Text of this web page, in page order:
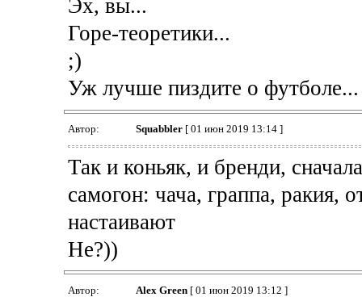
Эх, вы...
Горе-теоретики...
;)
Уж лучше пиздите о футболе...
Автор: Squabbler[ 01 июн 2019 13:14 ]
Так и коньяк, и бренди,
самогон: чача, граппа, ракия,
настаивают
Не?))
Автор: Alex Green[ 01 июн 2019 13:12 ]